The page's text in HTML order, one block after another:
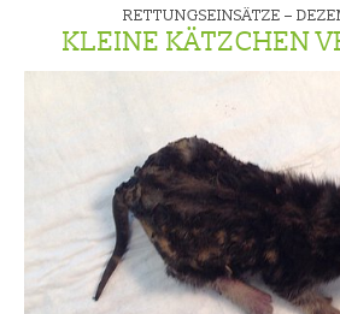
RETTUNGSEINSÄTZE –
KLEINE KÄTZCHEN